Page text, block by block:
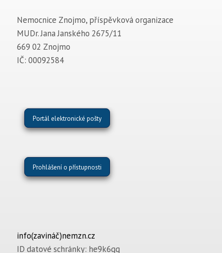
Nemocnice Znojmo, příspěvková organizace
MUDr. Jana Janského 2675/11
669 02 Znojmo
IČ: 00092584
Portál elektronické pošty
Prohlášení o přístupnosti
info(zavináč)nemzn.cz
ID datové schránky: he9k6qg